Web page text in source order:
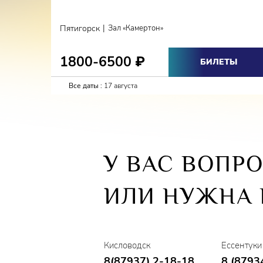
великих
Пятигорск | Зал «Камертон»
1800-6500 ₽ БИЛЕТЫ
Все даты : 17 августа
У ВАС
ИЛИ НУЖНА
Кисловодск Ессентуки